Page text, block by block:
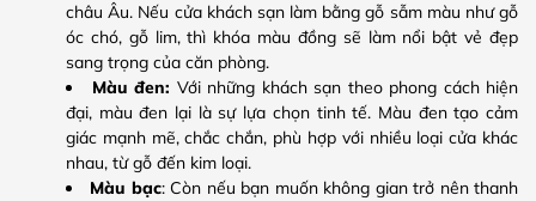
châu Âu. Nếu cửa khách sạn làm bằng gỗ sẫm màu như gỗ
óc chó, gỗ lim, thì khóa màu đồng sẽ làm nổi bật vẻ đẹp
sang trọng của căn phòng.
Màu đen: Với những khách sạn theo phong cách hiện
đại, màu đen lại là sự lựa chọn tinh tế. Màu đen tạo cảm
giác mạnh mẽ, chắc chắn, phù hợp với nhiều loại cửa khác
nhau, từ gỗ đến kim loại.
Màu bạc: Còn nếu bạn muốn không gian trở nên thanh